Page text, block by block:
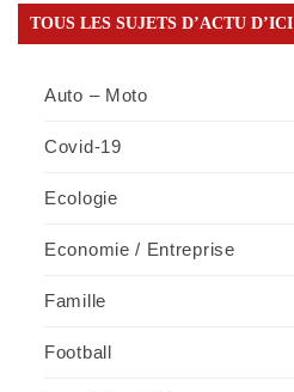
les
articles
TOUS LES SUJETS D’ACTU D’ICI
Auto – Moto
Covid-19
Ecologie
Economie / Entreprise
Famille
Football